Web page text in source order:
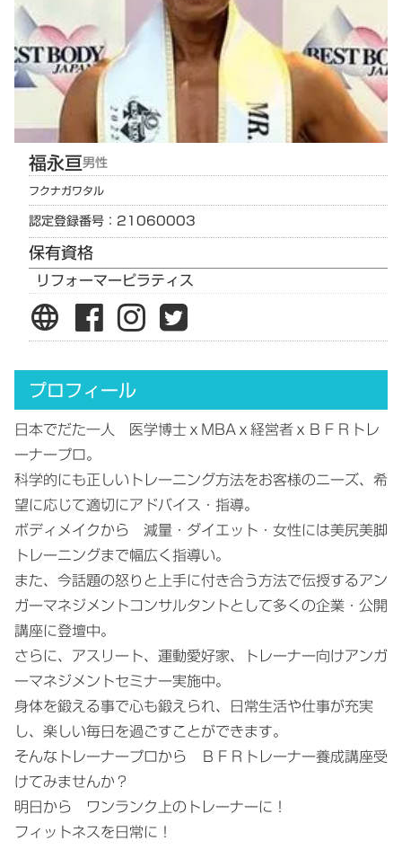
福永亘男性
フクナガワタル
認定登録番号：21060003
保有資格
リフォーマーピラティス
language
プロフィール
日本でだた一人 医学博士ｘMBAｘ経営者ｘＢＦＲトレ
ーナープロ。
科学的にも正しいトレーニング方法をお客様のニーズ、希
望に応じて適切にアドバイス・指導。
ボディメイクから 減量・ダイエット・女性には美尻美脚
トレーニングまで幅広く指導い。
また、今話題の怒りと上手に付き合う方法で伝授するアン
ガーマネジメントコンサルタントとして多くの企業・公開
講座に登壇中。
さらに、アスリート、運動愛好家、トレーナー向けアンガ
ーマネジメントセミナー実施中。
身体を鍛える事で心も鍛えられ、日常生活や仕事が充実
し、楽しい毎日を過ごすことができます。
そんなトレーナープロから ＢＦＲトレーナー養成講座受
けてみませんか？
明日から ワンランク上のトレーナーに！
フィットネスを日常に！